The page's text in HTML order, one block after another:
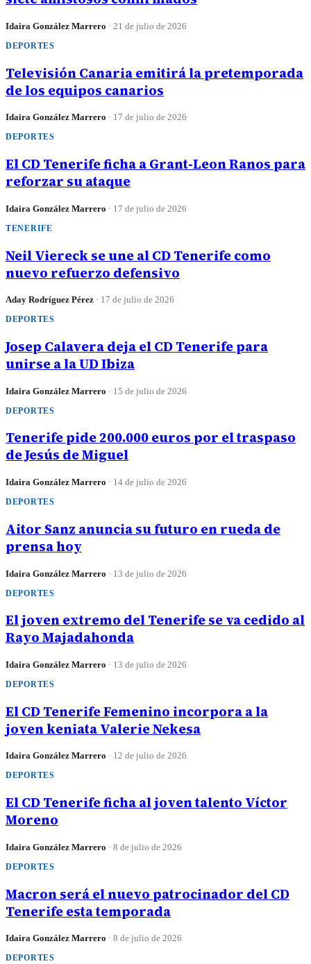
Idaira González Marrero · 21 de julio de 2026
DEPORTES
Televisión Canaria emitirá la pretemporada
de los equipos canarios
Idaira González Marrero · 17 de julio de 2026
DEPORTES
El CD Tenerife ficha a Grant-Leon Ranos para
reforzar su ataque
Idaira González Marrero · 17 de julio de 2026
TENERIFE
Neil Viereck se une al CD Tenerife como
nuevo refuerzo defensivo
Aday Rodríguez Pérez · 17 de julio de 2026
DEPORTES
Josep Calavera deja el CD Tenerife para
unirse a la UD Ibiza
Idaira González Marrero · 15 de julio de 2026
DEPORTES
Tenerife pide 200.000 euros por el traspaso
de Jesús de Miguel
Idaira González Marrero · 14 de julio de 2026
DEPORTES
Aitor Sanz anuncia su futuro en rueda de
prensa hoy
Idaira González Marrero · 13 de julio de 2026
DEPORTES
El joven extremo del Tenerife se va cedido al
Rayo Majadahonda
Idaira González Marrero · 13 de julio de 2026
DEPORTES
El CD Tenerife Femenino incorpora a la
joven keniata Valerie Nekesa
Idaira González Marrero · 12 de julio de 2026
DEPORTES
El CD Tenerife ficha al joven talento Víctor
Moreno
Idaira González Marrero · 8 de julio de 2026
DEPORTES
Macron será el nuevo patrocinador del CD
Tenerife esta temporada
Idaira González Marrero · 8 de julio de 2026
DEPORTES